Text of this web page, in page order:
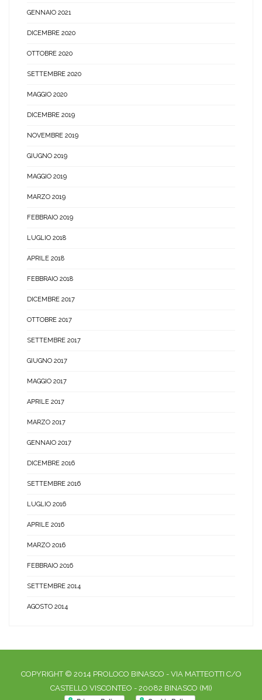
GENNAIO 2021
DICEMBRE 2020
OTTOBRE 2020
SETTEMBRE 2020
MAGGIO 2020
DICEMBRE 2019
NOVEMBRE 2019
GIUGNO 2019
MAGGIO 2019
MARZO 2019
FEBBRAIO 2019
LUGLIO 2018
APRILE 2018
FEBBRAIO 2018
DICEMBRE 2017
OTTOBRE 2017
SETTEMBRE 2017
GIUGNO 2017
MAGGIO 2017
APRILE 2017
MARZO 2017
GENNAIO 2017
DICEMBRE 2016
SETTEMBRE 2016
LUGLIO 2016
APRILE 2016
MARZO 2016
FEBBRAIO 2016
SETTEMBRE 2014
AGOSTO 2014
COPYRIGHT © 2014 PROLOCO BINASCO - VIA MATTEOTTI C/O
CASTELLO VISCONTEO - 20082 BINASCO (MI)